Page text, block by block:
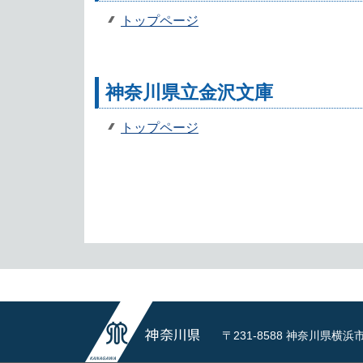
トップページ
神奈川県立金沢文庫
トップページ
〒231-8588 神奈川県横浜